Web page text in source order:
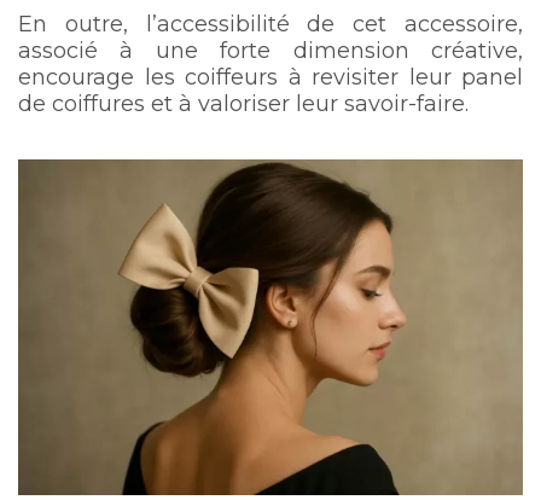
En outre, l’accessibilité de cet accessoire,
associé à une forte dimension créative,
encourage les coiffeurs à revisiter leur panel
de coiffures et à valoriser leur savoir-faire.